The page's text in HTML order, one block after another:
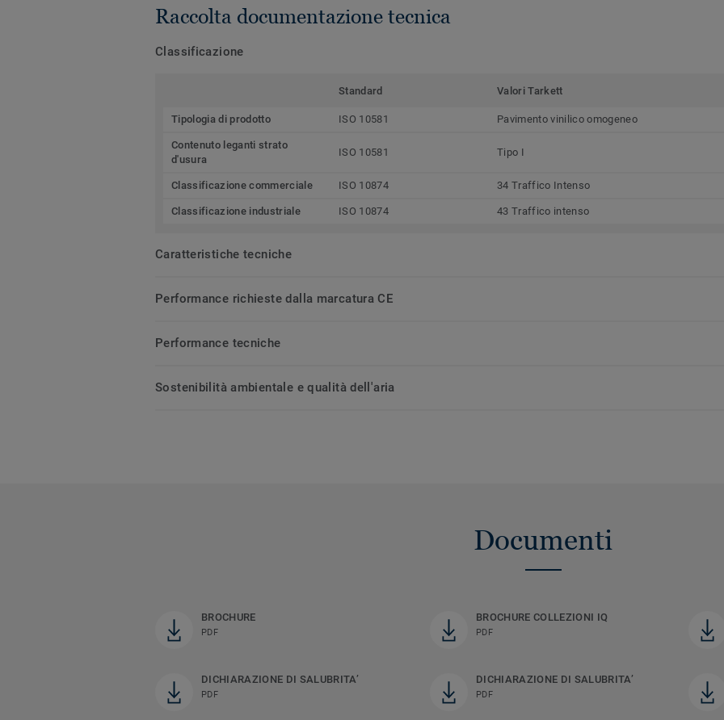
Raccolta documentazione tecnica
Classificazione
Standard Valori Tarkett
Tipologia di prodotto ISO 10581 Pavimento vinilico omogeneo
Contenuto leganti strato
d'usura
ISO 10581 Tipo I
Classificazione commerciale ISO 10874 34 Traffico Intenso
Classificazione industriale ISO 10874 43 Traffico intenso
Caratteristiche tecniche
Performance richieste dalla marcatura CE
Performance tecniche
Sostenibilità ambientale e qualità dell'aria
Documenti
BROCHURE
PDF
BROCHURE COLLEZIONI IQ
PDF
DICHIARAZIONE DI SALUBRITA’
PDF
DICHIARAZIONE DI SALUBRITA’
PDF